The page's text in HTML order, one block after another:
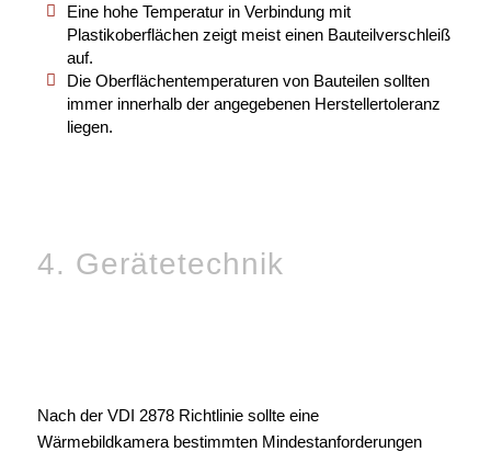
Eine hohe Temperatur in Verbindung mit
Plastikoberflächen zeigt meist einen Bauteilverschleiß
auf.
Die Oberflächentemperaturen von Bauteilen sollten
immer innerhalb der angegebenen Herstellertoleranz
liegen.
4. Gerätetechnik
Nach der VDI 2878 Richtlinie sollte eine
Wärmebildkamera bestimmten Mindestanforderungen